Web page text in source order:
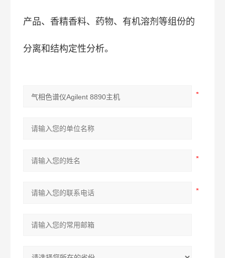
产品、香精香料、药物、有机溶剂等组份的
分离和结构定性分析。